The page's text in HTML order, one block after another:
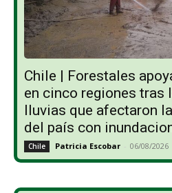
Chile | Forestales
en cinco regiones tras
lluvias que afectaron
del país con
Chile Patricia Escobar - 06/08/2026